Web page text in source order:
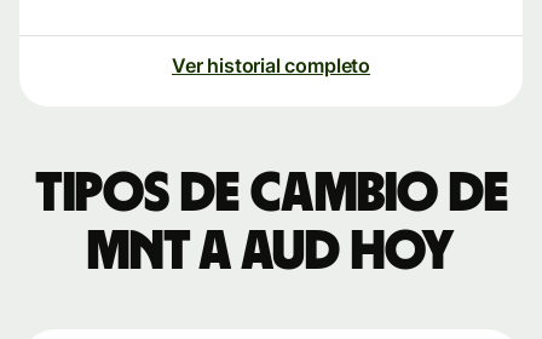
Ver historial completo
Tipos de cambio de
MNT a AUD hoy